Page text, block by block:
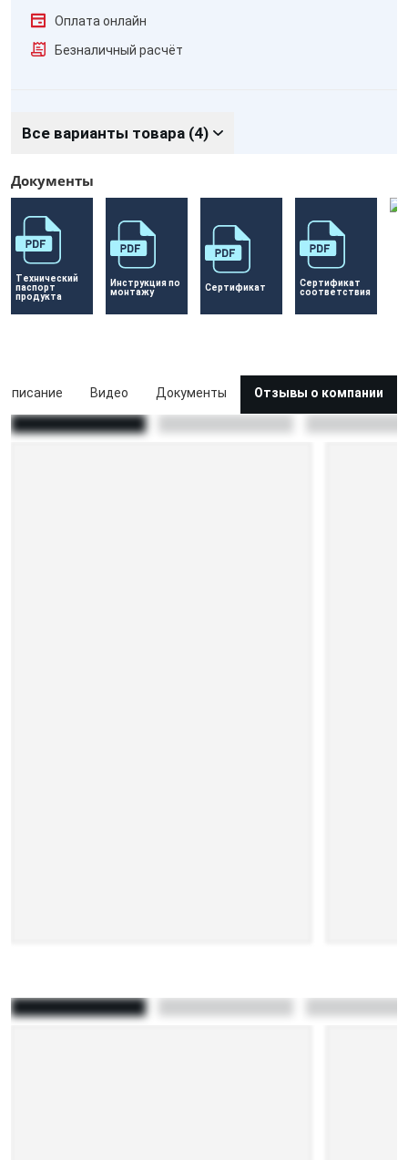
Оплата онлайн
Безналичный расчёт
Все варианты товара (4)
Документы
Технический
паспорт
продукта
Инструкция по
монтажу
Сертификат
Сертификат
соответствия
Описание Видео Документы Отзывы о компании